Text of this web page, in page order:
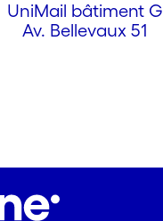
UniMail bâtiment G
Av. Bellevaux 51